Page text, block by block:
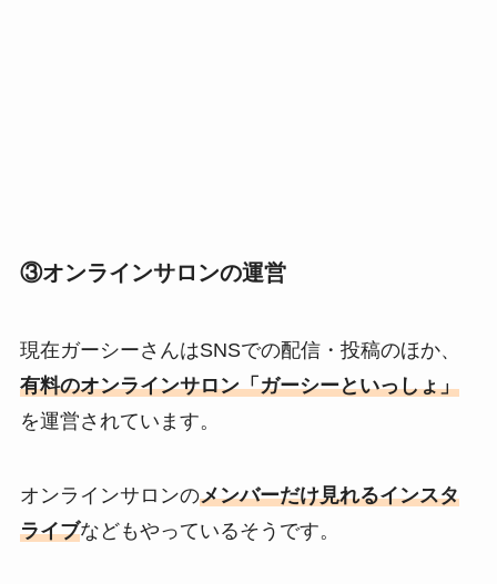
③オンラインサロンの運営
現在ガーシーさんはSNSでの配信・投稿のほか、
有料のオンラインサロン「ガーシーといっしょ」
を運営されています。
オンラインサロンのメンバーだけ見れるインスタ
ライブなどもやっているそうです。